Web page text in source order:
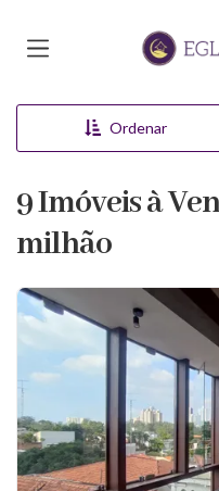
Página
Ordenar
9 Imóveis à
milhão